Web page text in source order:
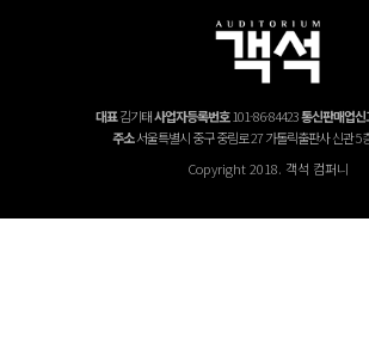
대표김기태사업자등록번호101-86-84423통신판매업신
주소서울특별시 중구 중림로 27 가톨릭출판사 신관 5
Copyright 2018. 객석 컴퍼니